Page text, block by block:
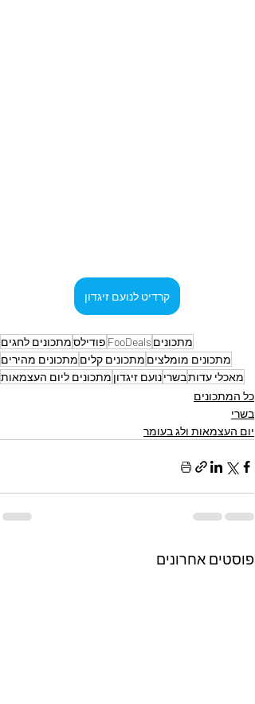
קרדיט לנועם זיגדון
מתכונים FooDeals פודילסמתכונים לחגים
מתכונים מומלצים מתכונים קלים מתכונים מהירים
מאכלי עדותבשרינועם זיגדון מתכונים ליום העצמאות
כל המתכונים
בשרי
יום העצמאות ולג בעומר
פוסטים אחרונים